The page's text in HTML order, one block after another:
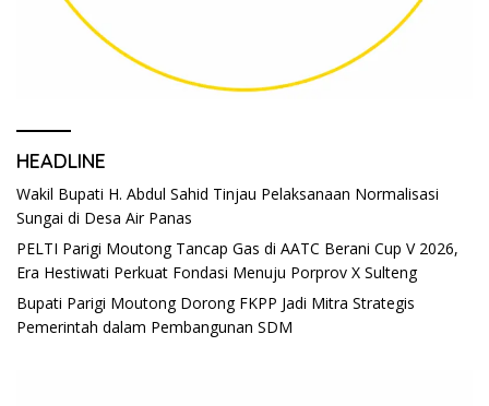
HEADLINE
Wakil Bupati H. Abdul Sahid Tinjau Pelaksanaan Normalisasi
Sungai di Desa Air Panas
PELTI Parigi Moutong Tancap Gas di AATC Berani Cup V 2026,
Era Hestiwati Perkuat Fondasi Menuju Porprov X Sulteng
Bupati Parigi Moutong Dorong FKPP Jadi Mitra Strategis
Pemerintah dalam Pembangunan SDM